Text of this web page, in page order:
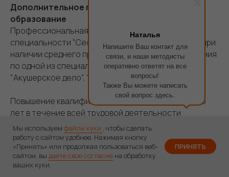
Наталья
Напишите Ваш контакт для
связи, и наши методисты
оперативно ответят на все
вопросы!
Также Вы можете написать
свой вопрос здесь.
Дополнительное профессиональное
образование
Профессиональная переподготовка по
специальности "Сестринское дело в педиатрии" при
наличии среднего профессионального образования
по одной из специальностей: "Лечебное дело",
"Акушерское дело", "Сестринское дело"
Повышение квалификации не реже одного раза в 5
лет в течение всей трудовой деятельности
Должности
Медицинская сестра, старшая медицинская сестра,
медицинская сестра палатная (постовая),
медицинская сестра процедурной, медицинская
Мы используем файлы куки , чтобы сделать
работу с сайтом удобнее. Нажимая кнопку
«Принять» или продолжая пользоваться веб-
сайтом, вы даете свое согласие на обработку
ваших куки.
ПРИНЯТЬ